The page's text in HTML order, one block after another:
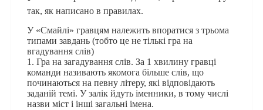
так, як написано в правилах.
У «Смайлі» гравцям належить впоратися з трьома
типами завдань (тобто це не тількі гра на
вгадування слів)
1. Гра на загадування слів. За 1 хвилину гравці
команди називають якомога більше слів, що
починаються на певну літеру, які відповідають
заданій темі. У залік йдуть іменники, в тому числі
назви міст і інші загальні імена.